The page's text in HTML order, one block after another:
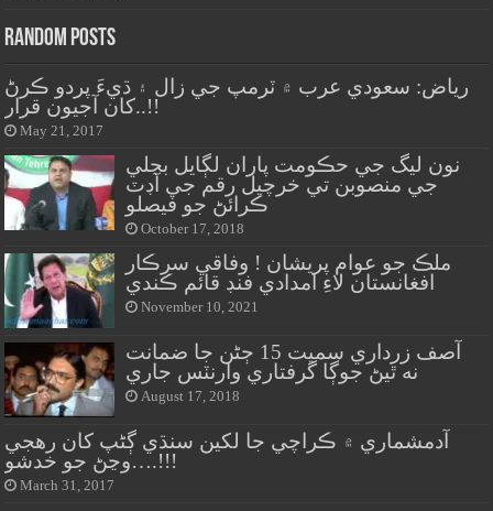
Random Posts
رياض: سعودي عرب ۾ ٽرمپ جي زال ۽ ڌيءَ پردو ڪرڻ
کان آجيون قرار..!!
May 21, 2017
نون ليگ جي حڪومت پاران لڳايل بجلي
جي منصوبن تي خرچيل رقم جي آڊٽ
ڪرائڻ جو فيصلو
October 17, 2018
ملڪ جو عوام پريشان ! وفاقي سرڪار
افغانستان لاءِ امدادي فنڊ قائم ڪندي
November 10, 2021
آصف زرداري سميت 15 ڄڻن جا ضمانت
نه ٿيڻ جوڳا گرفتاري وارنٽس جاري
August 17, 2018
آدمشماري ۾ ڪراچي جا لکين سنڌي ڳڻپ کان رهجي
وڃڻ جو خدشو….!!!
March 31, 2017